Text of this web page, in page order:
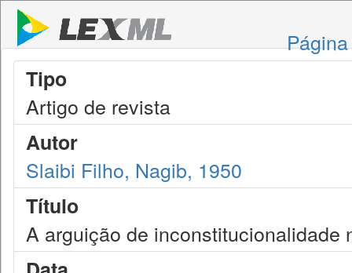
Tipo
Artigo de revista
Autor
Slaibi Filho, Nagib, 1950
Título
A arguição de inconstitucionalidade